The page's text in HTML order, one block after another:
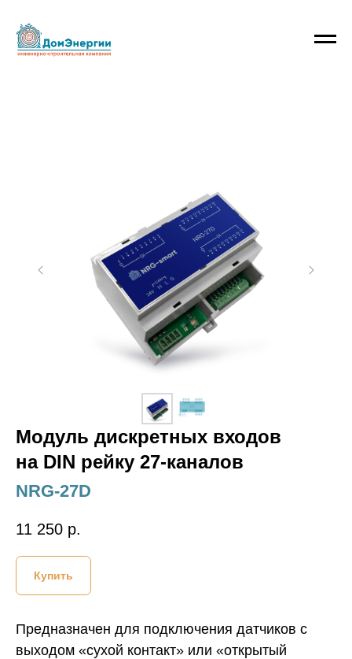
Модуль дискретных входов
на DIN рейку 27-каналов
NRG-27D
11 250 р.
Купить
Предназначен для подключения датчиков с
выходом «сухой контакт» или «открытый